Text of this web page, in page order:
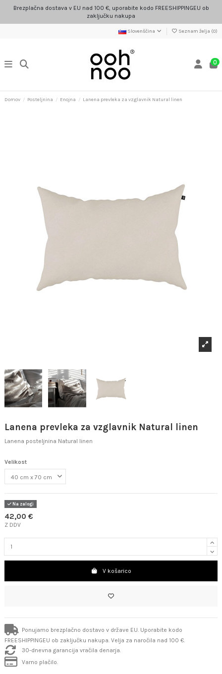
Brezplačna dostava v EU nad 100 €, uporabite kodo FREESHIPPINGEU ob
zaključku nakupa
Slovenščina Seznam želja (0)
0
Domov Posteljnina Enojna Lanena prevleka za vzglavnik Natural linen
Lanena prevleka za vzglavnik Natural linen
Lanena posteljnina Natural linen
Velikost
Na zalogi
42,00 €
Z DDV
V košarico
Ponujamo brezplačno dostavo v države EU. Uporabite kodo
FREESHIPPINGEU ob zaključku nakupa. Velja za naročila nad 100 €.
30-dnevna garancija vračila denarja.
Varno plačilo.